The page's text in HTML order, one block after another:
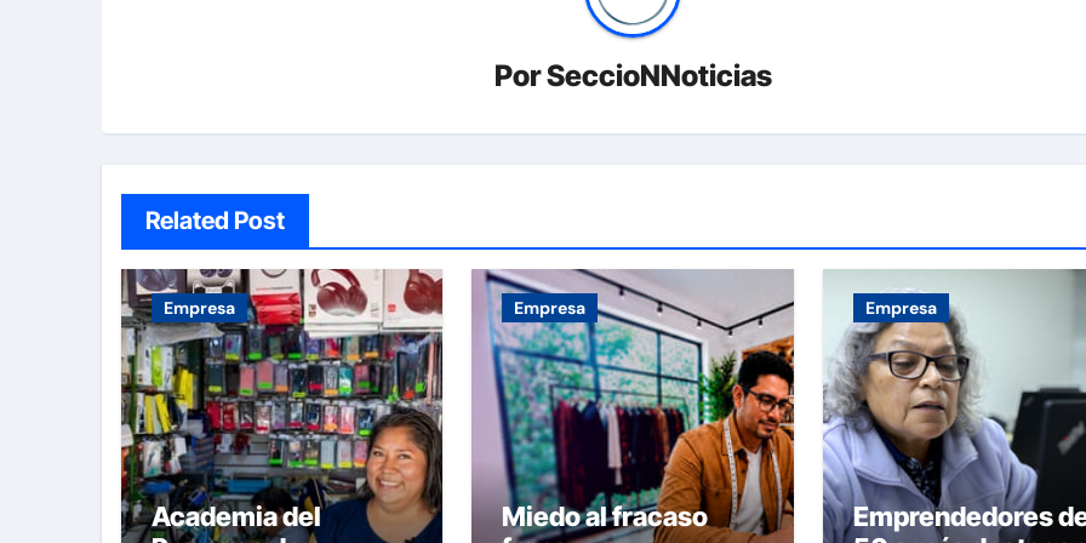
PorSeccioNNoticias
Related Post
Empresa
Academia del
Empresa
Miedo al fracaso
Empresa
Emprendedores